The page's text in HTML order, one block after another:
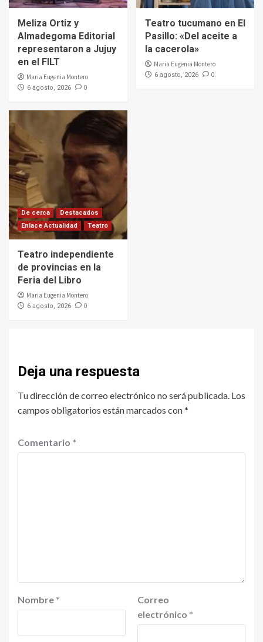
Meliza Ortiz y
Almadegoma Editorial
representaron a Jujuy
en el FILT
Maria Eugenia Montero
6 agosto, 2026 0
Teatro tucumano en El
Pasillo: «Del aceite a
la cacerola»
Maria Eugenia Montero
6 agosto, 2026 0
De cerca
Destacados
Enlace Actualidad
Teatro
Teatro independiente
de provincias en la
Feria del Libro
Maria Eugenia Montero
6 agosto, 2026 0
Deja una respuesta
Tu dirección de correo electrónico no será publicada. Los
campos obligatorios están marcados con*
Comentario *
Nombre *
Correo
electrónico *